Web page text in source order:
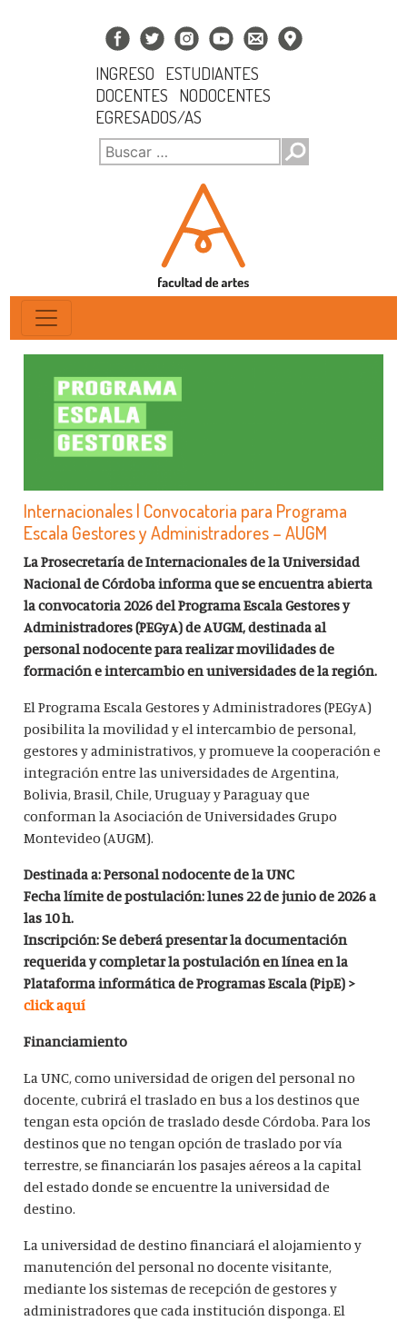
INGRESO
ESTUDIANTES
DOCENTES
NODOCENTES
EGRESADOS/AS
Internacionales | Convocatoria para Programa
Escala Gestores y Administradores – AUGM
La Prosecretaría de Internacionales de la Universidad
Nacional de Córdoba informa que se encuentra abierta
la convocatoria 2026 del Programa Escala Gestores y
Administradores (PEGyA) de AUGM, destinada al
personal nodocente para realizar movilidades de
formación e intercambio en universidades de la región.
El Programa Escala Gestores y Administradores (PEGyA)
posibilita la movilidad y el intercambio de personal,
gestores y administrativos, y promueve la cooperación e
integración entre las universidades de Argentina,
Bolivia, Brasil, Chile, Uruguay y Paraguay que
conforman la Asociación de Universidades Grupo
Montevideo (AUGM).
Destinada a: Personal nodocente de la UNC
Fecha límite de postulación: lunes 22 de junio de 2026 a
las 10 h.
Inscripción: Se deberá presentar la documentación
requerida y completar la postulación en línea en la
Plataforma informática de Programas Escala (PipE) >
click aquí
Financiamiento
La UNC, como universidad de origen del personal no
docente, cubrirá el traslado en bus a los destinos que
tengan esta opción de traslado desde Córdoba. Para los
destinos que no tengan opción de traslado por vía
terrestre, se financiarán los pasajes aéreos a la capital
del estado donde se encuentre la universidad de
destino.
La universidad de destino financiará el alojamiento y
manutención del personal no docente visitante,
mediante los sistemas de recepción de gestores y
administradores que cada institución disponga. El